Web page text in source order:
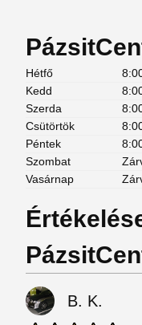
Hétfő
Kedd
Szerda
Csütörtök
Péntek
Szombat
Vasárnap
B. K.